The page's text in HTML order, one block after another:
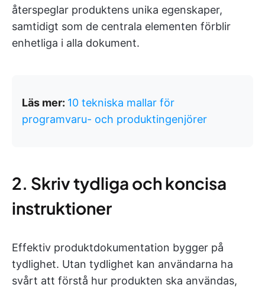
återspeglar produktens unika egenskaper,
samtidigt som de centrala elementen förblir
enhetliga i alla dokument.
Läs mer: 10 tekniska mallar för
programvaru- och produktingenjörer
2. Skriv tydliga och koncisa
instruktioner
Effektiv produktdokumentation bygger på
tydlighet. Utan tydlighet kan användarna ha
svårt att förstå hur produkten ska användas,